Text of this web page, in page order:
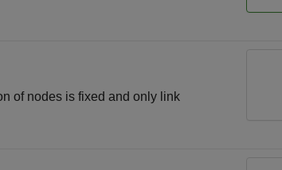
of nodes is fixed and only link